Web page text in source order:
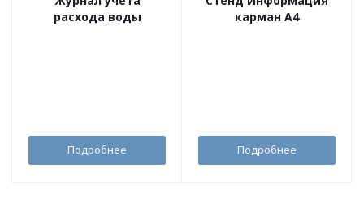
расхода воды
Подробнее
карман А4
Подробнее